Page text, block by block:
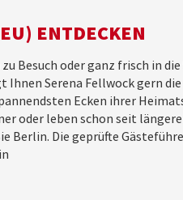
ENTDECKEN
Besuch oder ganz frisch in
Ihnen Serena Fellwock gern die
Ecken ihrer
oder leben schon seit
Berlin. Die geprüfte